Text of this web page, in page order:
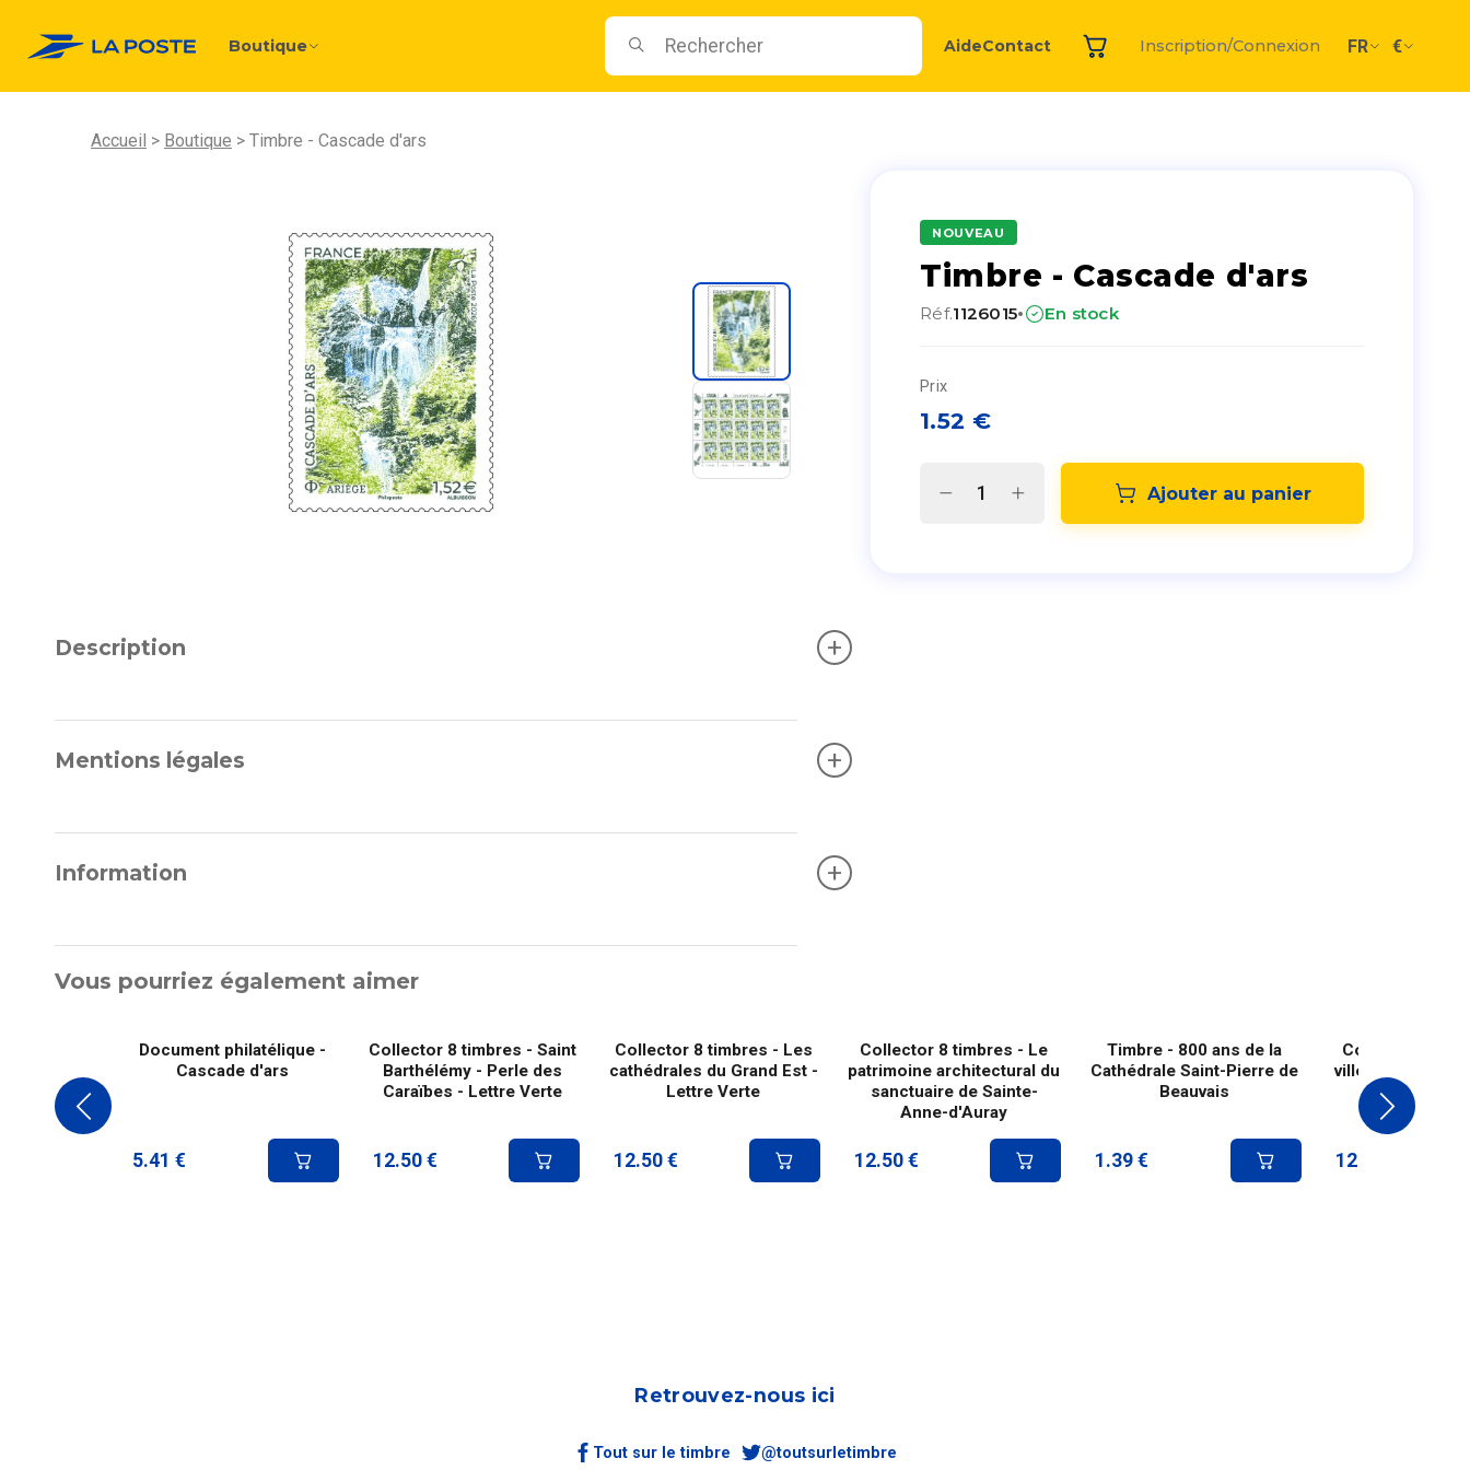
Boutique AideContact Inscription/Connexion FR €
Accueil Boutique Timbre - Cascade d'ars
NOUVEAU
Timbre - Cascade d'ars
Réf.1126015· En stock
Prix
1.52 €
Ajouter au panier
Description +
Mentions légales +
Information +
Vous pourriez également aimer
Document philatélique -
Cascade d'ars
5.41 €
Collector 8 timbres - Saint
Barthélémy - Perle des
Caraïbes - Lettre Verte
12.50 €
Collector 8 timbres - Les
cathédrales du Grand Est -
Lettre Verte
12.50 €
Collector 8 timbres - Le
patrimoine architectural du
sanctuaire de Sainte-
Anne-d'Auray
12.50 €
Timbre - 800 ans de la
Cathédrale Saint-Pierre de
Beauvais
1.39 €
Collector 8
ville
12.50
Retrouvez-nous ici
Tout sur le timbre @toutsurletimbre